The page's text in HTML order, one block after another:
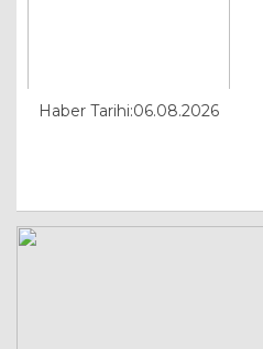
Haber Tarihi:06.08.2026